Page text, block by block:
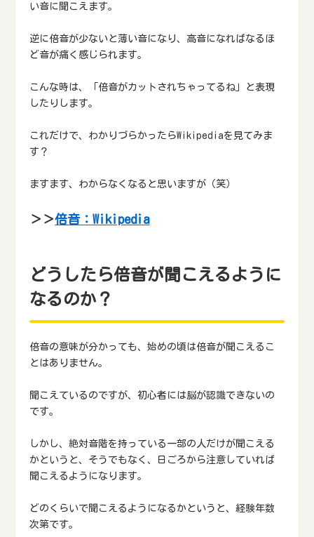
い音に聞こえます。
逆に倍音が少ないと薄い音になり、高音になればなるほ
ど音が痛く感じられます。
こんな時は、「倍音がカットされちゃってるね」と表現
したりします。
これだけで、わかりづらかったらWikipediaを見てみま
す？
ますます、わからなくなると思いますが（笑）
＞＞倍音：Wikipedia
どうしたら倍音が聞こえるように
なるのか？
倍音の意味が分かっても、始めの頃は倍音が聞こえるこ
とはありません。
聞こえているのですが、初心者には脳が認識できないの
です。
しかし、絶対音階を持っている一部の人だけが聞こえる
かというと、そうでもなく、日ごろから注意していれば
聞こえるようになります。
どのくらいで聞こえるようになるかというと、経験年数
次第です。